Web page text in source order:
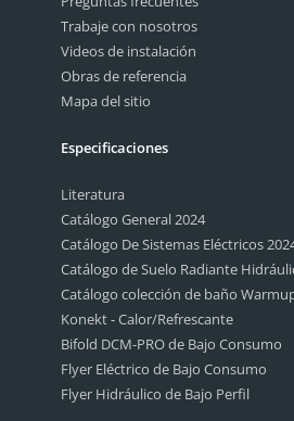
Trabaje con nosotros
Videos de instalación
Obras de referencia
Mapa del sitio
Especificaciones
Literatura
Catálogo General 2024
Catálogo De Sistemas Eléctricos
Catálogo de Suelo Radiante
Catálogo colección de baño
Konekt - Calor/Refrescante
Bifold DCM-PRO de Bajo Consumo
Flyer Eléctrico de Bajo Consumo
Flyer Hidráulico de Bajo Perfil